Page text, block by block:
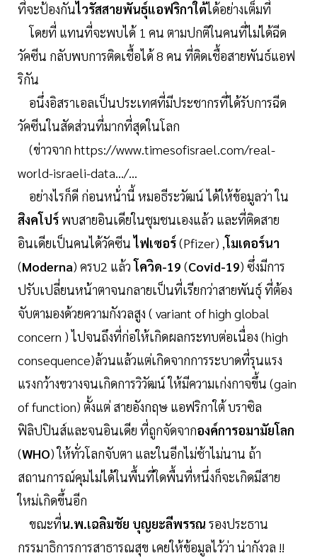
ที่จะป้องกันไวรัสสายพันธุ์แอฟริกาใต้ได้อย่างเต็มที่
โดยที่ แทนที่จะพบได้ 1 คน ตามปกติในคนที่ไม่ได้ฉีด
วัคซีน กลับพบการติดเชื้อได้ 8 คน ที่ติดเชื้อสายพันธ์แอฟ
ริกัน
อนึ่งอิสราเอลเป็นประเทศที่มีประชากรที่ได้รับการฉีด
วัคซีนในสัดส่วนที่มากที่สุดในโลก
(ข่าวจาก https://www.timesofisrael.com/real-
world-israeli-data.../...
อย่างไรก็ดี ก่อนหน้่านี้ หมอธีระวัฒน์ ได้ให้ข้อมูลว่า ใน
สิงคโปร์พบสายอินเดียในชุมชนเองแล้ว และที่ติดสาย
อินเดียเป็นคนได้วัคซีนไฟเซอร์(Pfizer) ,โมเดอร์นา
(Moderna) ครบ2 แล้วโควิด-19 (Covid-19) ซึ่งมีการ
ปรับเปลี่ยนหน้าตาจนกลายเป็นที่เรียกว่าสายพันธุ์ ที่ต้อง
จับตามองด้วยความกังวลสูง ( variant of high global
concern ) ไปจนถึงที่ก่อให้เกิดผลกระทบต่อเนื่อง (high
consequence)ล้วนแล้วแต่เกิดจากการระบาดที่รุนแรง
แรงกว้างขวางจนเกิดการวิวัฒน์ ให้มีความเก่งกาจขึ้น (gain
of function) ตั้งแต่ สายอังกฤษ แอฟริกาใต้ บราซิล
ฟิลิปปินส์และจนอินเดีย ที่ถูกจัดจากองค์การอมามัยโลก
(WHO) ให้ทั่วโลกจับตา และในอีกไม่ช้าไม่นาน ถ้า
สถานการณ์คุมไม่ได้ในพื้นที่ใดพื้นที่หนึ่งก็จะเกิดมีสาย
ใหม่เกิดขึ้นอีก
ขณะที่น.พ.เฉลิมชัย บุญยะลีพรรณ รองประธาน
กรรมาธิการการสาธารณสุข เคยให้ข้อมูลไว้ว่า น่ากังวล !!